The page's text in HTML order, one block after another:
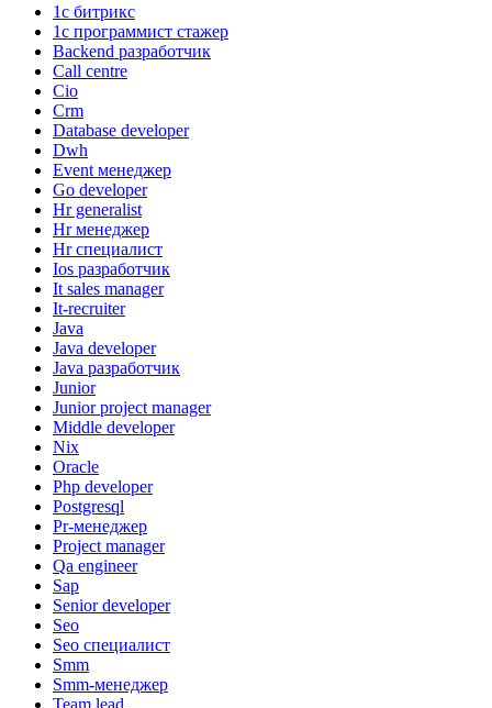
1с битрикс
1с программист стажер
Backend разработчик
Call centre
Cio
Crm
Database developer
Dwh
Event менеджер
Go developer
Hr generalist
Hr менеджер
Hr специалист
Ios разработчик
It sales manager
It-recruiter
Java
Java developer
Java разработчик
Junior
Junior project manager
Middle developer
Nix
Oracle
Php developer
Postgresql
Pr-менеджер
Project manager
Qa engineer
Sap
Senior developer
Seo
Seo специалист
Smm
Smm-менеджер
Team lead